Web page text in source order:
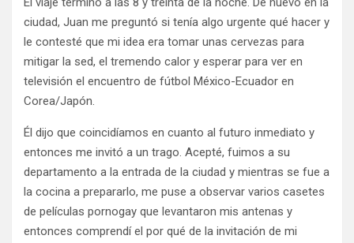
ciudad, Juan me preguntó si tenía algo urgente qué hacer y
le contesté que mi idea era tomar unas cervezas para
mitigar la sed, el tremendo calor y esperar para ver en
televisión el encuentro de fútbol México-Ecuador en
Corea/Japón.
Él dijo que coincidíamos en cuanto al futuro inmediato y
entonces me invitó a un trago. Acepté, fuimos a su
departamento a la entrada de la ciudad y mientras se fue a
la cocina a prepararlo, me puse a observar varios casetes
de películas pornogay que levantaron mis antenas y
entonces comprendí el por qué de la invitación de mi